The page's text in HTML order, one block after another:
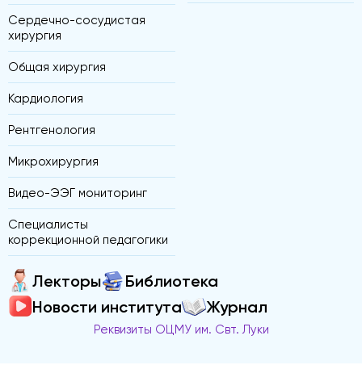
Сердечно-сосудистая
хирургия
Общая хирургия
Кардиология
Рентгенология
Микрохирургия
Видео-ЭЭГ мониторинг
Специалисты
коррекционной педагогики
Лекторы
Библиотека
Новости института
Журнал
Реквизиты ОЦМУ им. Свт. Луки